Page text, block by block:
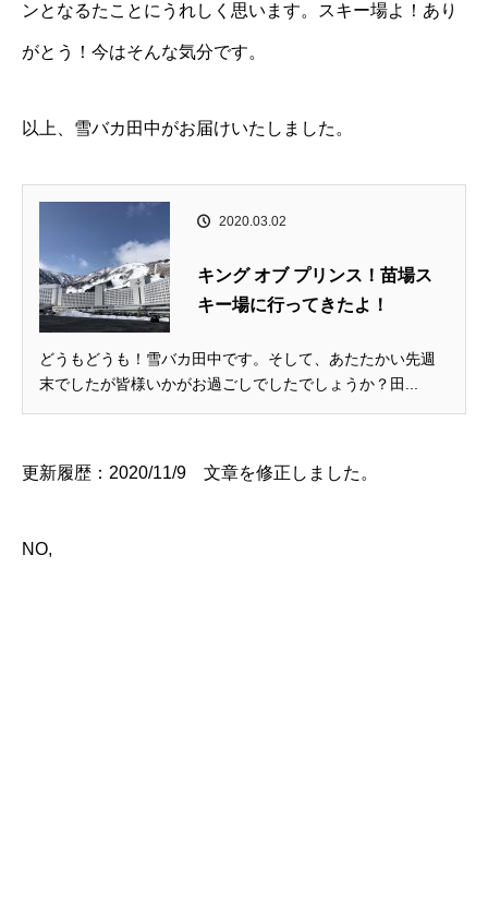
ンとなるたことにうれしく思います。スキー場よ！あり
がとう！今はそんな気分です。
以上、雪バカ田中がお届けいたしました。
2020.03.02
キング オブ プリンス！苗場ス
キー場に行ってきたよ！
どうもどうも！雪バカ田中です。そして、あたたかい先週
末でしたが皆様いかがお過ごしでしたでしょうか？田...
更新履歴：2020/11/9 文章を修正しました。
NO,